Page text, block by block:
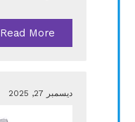
Read More
ديسمبر 27, 2025